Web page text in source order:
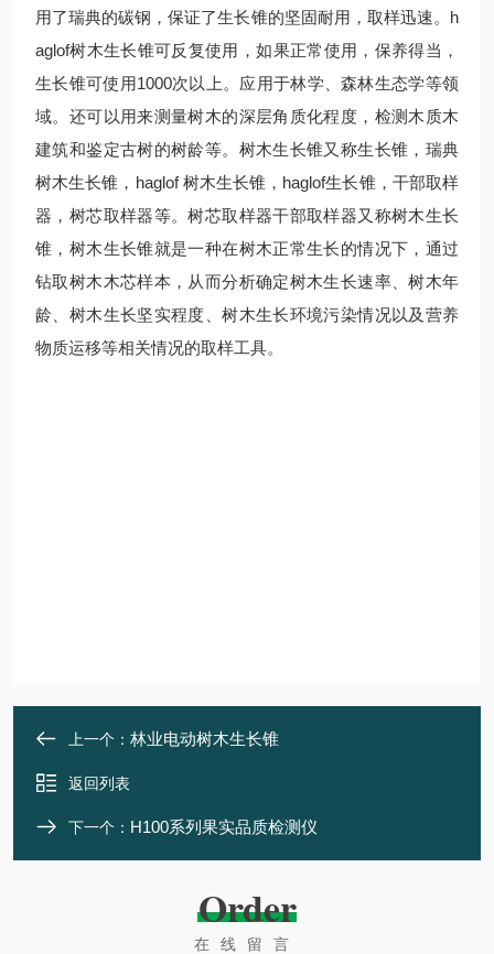
用了瑞典的碳钢，保证了生长锥的坚固耐用，取样迅速。h
aglof树木生长锥可反复使用，如果正常使用，保养得当，
生长锥可使用1000次以上。应用于林学、森林生态学等领
域。还可以用来测量树木的深层角质化程度，检测木质木
建筑和鉴定古树的树龄等。树木生长锥又称生长锥，瑞典
树木生长锥，haglof 树木生长锥，haglof生长锥，干部取样
器，树芯取样器等。树芯取样器干部取样器又称树木生长
锥，树木生长锥就是一种在树木正常生长的情况下，通过
钻取树木木芯样本，从而分析确定树木生长速率、树木年
龄、树木生长坚实程度、树木生长环境污染情况以及营养
物质运移等相关情况的取样工具。
上一个： 林业电动树木生长锥
返回列表
下一个： H100系列果实品质检测仪
Order
在线留言